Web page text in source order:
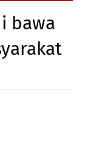
bawa